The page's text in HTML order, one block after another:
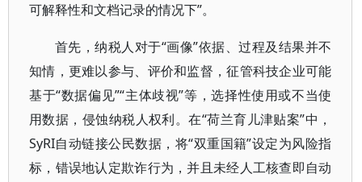
可解释性和文档记录的情况下”。
首先，纳税人对于“画像”依据、过程及结果并不
知情，更难以参与、评价和监督，征管科技企业可能
基于“数据偏见”“主体歧视”等，选择性使用或不当使
用数据，侵蚀纳税人权利。在“荷兰育儿津贴案”中，
SyRI自动链接公民数据，将“双重国籍”设定为风险指
标，错误地认定欺诈行为，并且未经人工核查即自动